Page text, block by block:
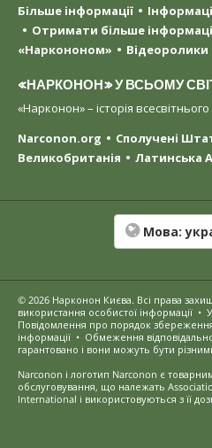
Більше інформації
Отримати більше
«Наркононом»
Відеоролики
«НАРКОНОН» У ВСЬОМУ
«Нарконон» – історія всесвітнього
Narconon.org
Сполучені
Великобританія
Латинська
Мова:
© 2026 Нарконон Києва. Всі права
використання особистої інформації •
Повідомлення про порядок
інформації • Обмеження
гарантовано і вони можуть бути
Narconon і логотип Narconon є
обслуговування, що належать
International і використовуються з її